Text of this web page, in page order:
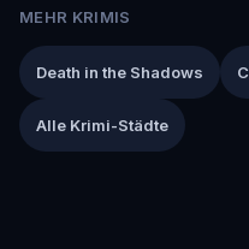
MEHR KRIMIS
Death in the Shadows
Alle Krimi-Städte